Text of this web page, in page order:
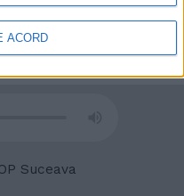
din partea de jos a
ACORD
Suceava